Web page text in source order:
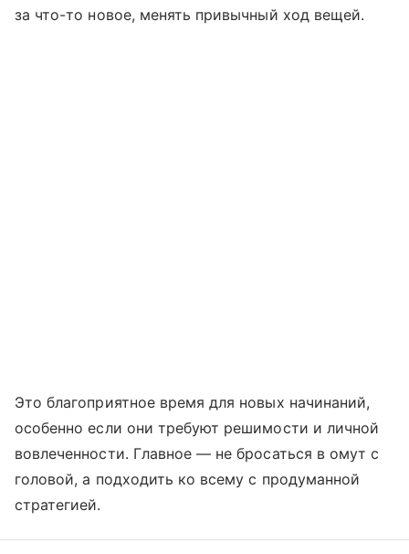
за что-то новое, менять привычный ход вещей.
Это благоприятное время для новых начинаний,
особенно если они требуют решимости и личной
вовлеченности. Главное — не бросаться в омут с
головой, а подходить ко всему с продуманной
стратегией.